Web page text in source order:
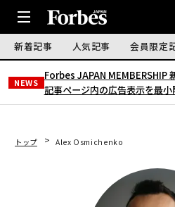
新着記事 人気記事 会員限定
NEWS
Forbes JAPAN MEMBERSHIP
記事ページ内の広告表示を最小
トップ Alex Osmichenko